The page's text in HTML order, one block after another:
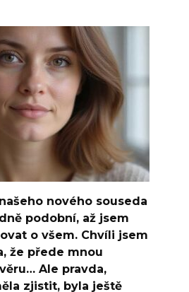
nového souseda
podobní, až jsem
o všem. Chvíli jsem
že přede mnou
Ale pravda,
zjistit, byla ještě